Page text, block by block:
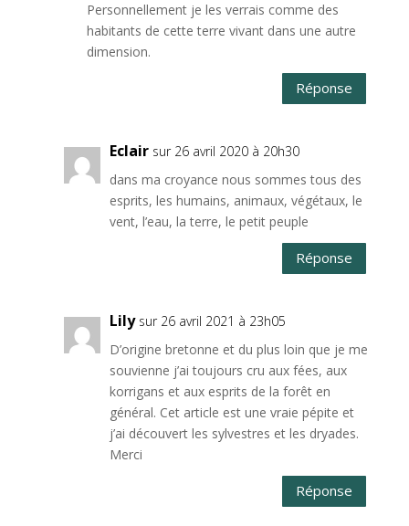
Personnellement je les verrais comme des
habitants de cette terre vivant dans une autre
dimension.
Réponse
Eclair sur 26 avril 2020 à 20h30
dans ma croyance nous sommes tous des
esprits, les humains, animaux, végétaux, le
vent, l’eau, la terre, le petit peuple
Réponse
Lily sur 26 avril 2021 à 23h05
D’origine bretonne et du plus loin que je me
souvienne j’ai toujours cru aux fées, aux
korrigans et aux esprits de la forêt en
général. Cet article est une vraie pépite et
j’ai découvert les sylvestres et les dryades.
Merci
Réponse